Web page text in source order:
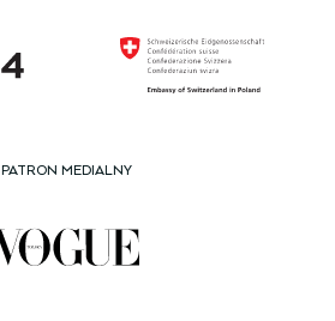
PATRON MEDIALNY